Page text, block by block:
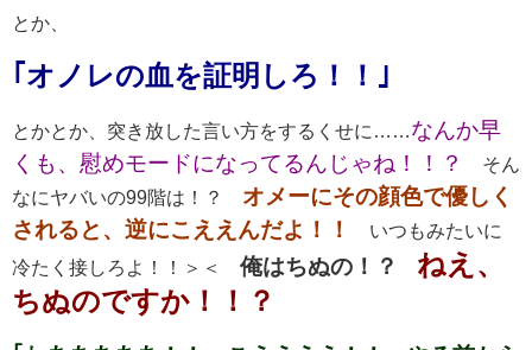
とか、
｢オノレの血を証明しろ！！｣
とかとか、突き放した言い方をするくせに…… なんか早
くも、慰めモードになってるんじゃね！！？
そん
なにヤバいの99階は！？ オメーにその顔色で優しく
されると、逆にこええんだよ！！
いつもみたいに
冷たく接しろよ！！＞＜ 俺はちぬの！？
ねえ、
ちぬのですか！！？